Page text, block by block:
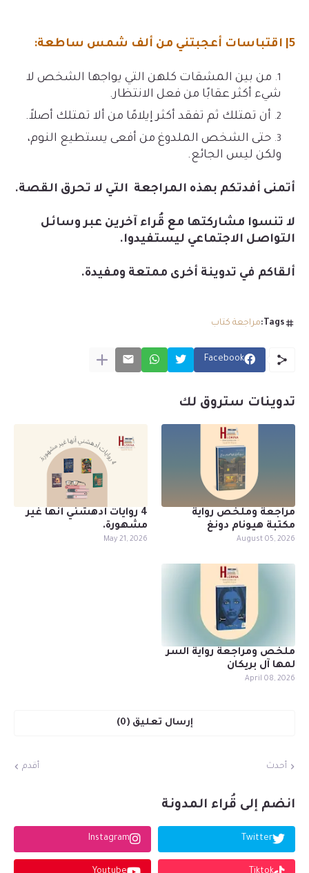
5| اقتباسات أعجبتني من ألف شمس ساطعة:
من بين المشقات كلهن التي يواجها الشخص لا
شيء أكثر عقابًا من فعل الانتظار.
أن تمتلك ثم تفقد أكثر إيلامًا من ألا تمتلك أصلاً.
حتى الشخص الملدوغ من أفعى يستطيع النوم،
ولكن ليس الجائع.
أتمنى أفدتكم بهذه المراجعة التي لا تحرق القصة.
لا تنسوا مشاركتها مع قُراء آخرين عبر وسائل
التواصل الاجتماعي ليستفيدوا.
ألقاكم في تدوينة أخرى ممتعة ومفيدة.
Tags: مراجعة كتاب
Facebook
تدوينات ستروق لك
مراجعة وملخص رواية
مكتبة هيونام دونغ
August 05, 2026
4 روايات أدهشني أنها غير
مشهورة.
May 21, 2026
ملخص ومراجعة رواية السر
لمها آل بريكان
April 08, 2026
إرسال تعليق (0)
أحدث أقدم
انضم إلى قُراء المدونة
Twitter
Instagram